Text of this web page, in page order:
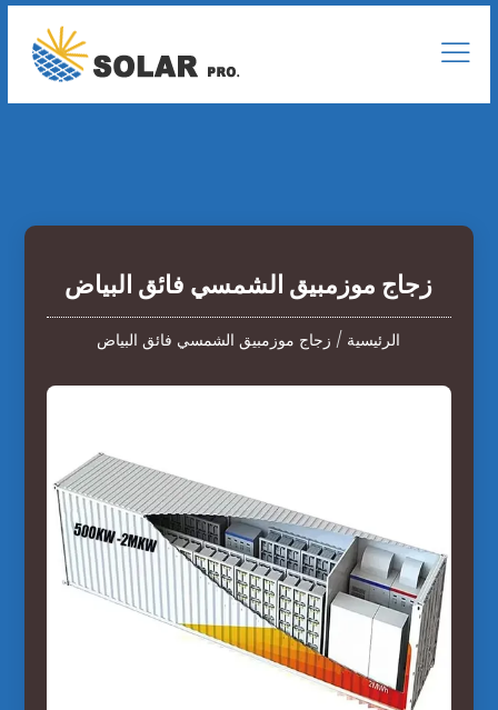
زجاج موزمبيق الشمسي فائق البياض
الرئيسية / زجاج موزمبيق الشمسي فائق البياض